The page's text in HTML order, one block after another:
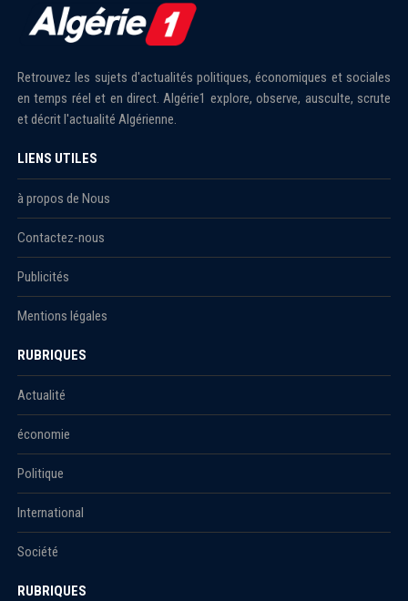
Retrouvez les sujets d'actualités politiques, économiques et sociales
en temps réel et en direct. Algérie1 explore, observe, ausculte, scrute
et décrit l'actualité Algérienne.
LIENS UTILES
à propos de Nous
Contactez-nous
Publicités
Mentions légales
RUBRIQUES
Actualité
économie
Politique
International
Société
RUBRIQUES